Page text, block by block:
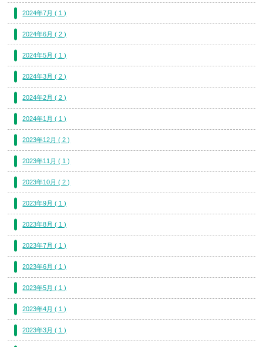
2024年7月 ( 1 )
2024年6月 ( 2 )
2024年5月 ( 1 )
2024年3月 ( 2 )
2024年2月 ( 2 )
2024年1月 ( 1 )
2023年12月 ( 2 )
2023年11月 ( 1 )
2023年10月 ( 2 )
2023年9月 ( 1 )
2023年8月 ( 1 )
2023年7月 ( 1 )
2023年6月 ( 1 )
2023年5月 ( 1 )
2023年4月 ( 1 )
2023年3月 ( 1 )